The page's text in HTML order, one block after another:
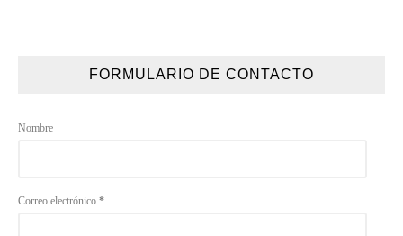
FORMULARIO DE CONTACTO
Nombre
Correo electrónico *